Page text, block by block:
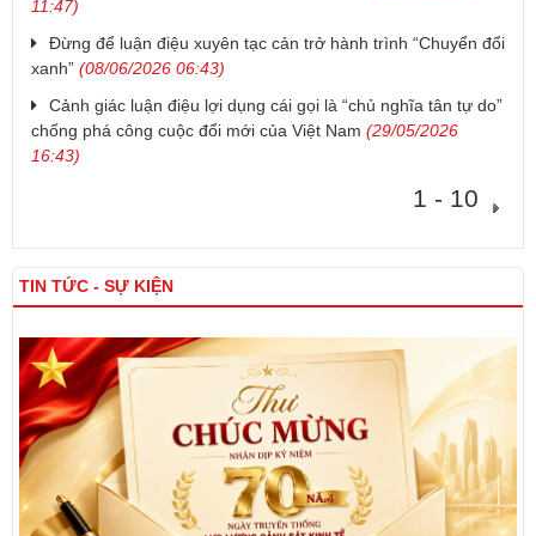
11:47)
Đừng để luận điệu xuyên tạc cản trở hành trình “Chuyển đổi
xanh” (08/06/2026 06:43)
Cảnh giác luận điệu lợi dụng cái gọi là “chủ nghĩa tân tự do”
chống phá công cuộc đổi mới của Việt Nam (29/05/2026
16:43)
1 - 10
TIN TỨC - SỰ KIỆN